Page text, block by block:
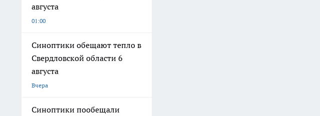
августа
01:00
Синоптики обещают тепло в
Свердловской области 6
августа
Вчера
Синоптики пообещали